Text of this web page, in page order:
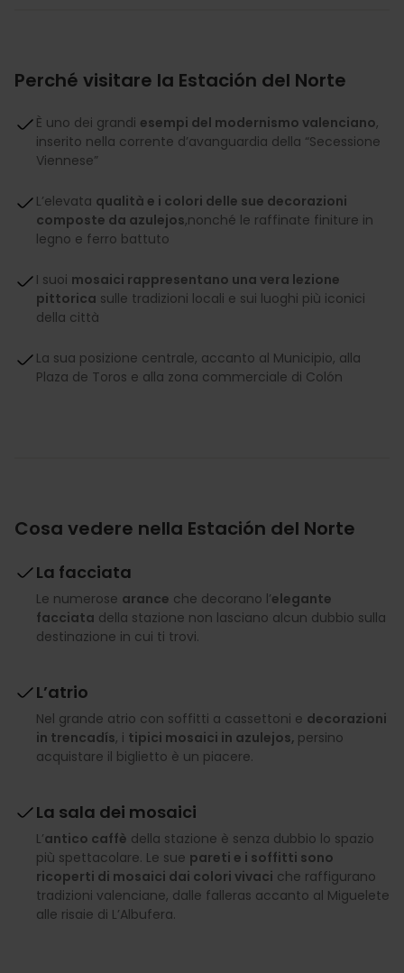
Perché visitare la Estación del Norte
È uno dei grandi esempi del modernismo valenciano,
inserito nella corrente d’avanguardia della “Secessione
Viennese”
L’elevata qualità e i colori delle sue decorazioni
composte da azulejos,nonché le raffinate finiture in
legno e ferro battuto
I suoi mosaici rappresentano una vera lezione
pittorica sulle tradizioni locali e sui luoghi più iconici
della città
La sua posizione centrale, accanto al Municipio, alla
Plaza de Toros e alla zona commerciale di Colón
Cosa vedere nella Estación del Norte
La facciata
Le numerose arance che decorano l’elegante
facciata della stazione non lasciano alcun dubbio sulla
destinazione in cui ti trovi.
L’atrio
Nel grande atrio con soffitti a cassettoni e decorazioni
in trencadís, i tipici mosaici in azulejos, persino
acquistare il biglietto è un piacere.
La sala dei mosaici
L’antico caffè della stazione è senza dubbio lo spazio
più spettacolare. Le sue pareti e i soffitti sono
ricoperti di mosaici dai colori vivaci che raffigurano
tradizioni valenciane, dalle falleras accanto al Miguelete
alle risaie di L’Albufera.